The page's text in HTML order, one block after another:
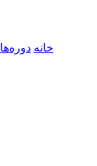
خانه دوره‌ها